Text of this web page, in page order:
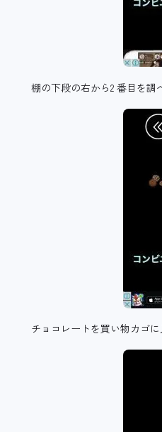
棚の下段の右から2 番目を調
チョコレートを買い物カゴに